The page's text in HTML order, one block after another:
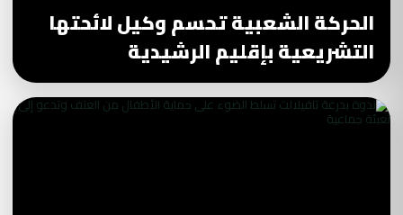
الحركة الشعبية تحسم وكيل لائحتها
التشريعية بإقليم الرشيدية